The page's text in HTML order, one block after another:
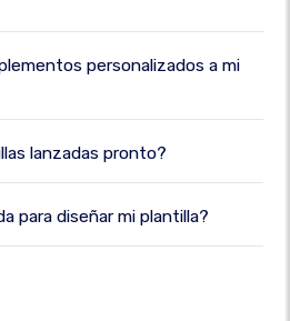
personalizados a mi
lanzadas pronto?
para diseñar mi plantilla?